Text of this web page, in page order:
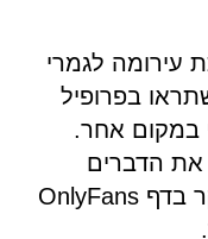
עירומה לגמרי
בפרופיל
במקום אחר.
את הדברים
לשלב הבא, תוכלו תמיד לבקר בדף OnlyFans